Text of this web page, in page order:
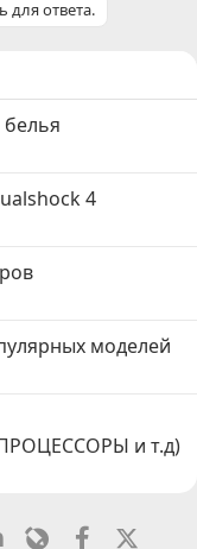
для ответа.
4
моделей
и т.д)
LinkedinLivejournalFacebook